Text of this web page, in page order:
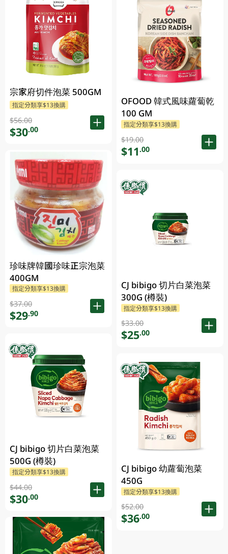
宗家府切件泡菜 500GM
指定分類享$13換購
$56.00
$30.00
珍味牌韓國珍味正宗泡菜
400GM
指定分類享$13換購
$37.00
$29.90
CJ bibigo 切片白菜泡菜
500G (樽裝)
指定分類享$13換購
$44.00
$30.00
OFOOD 韓式風味蘿蔔乾
100 GM
指定分類享$13換購
$19.00
$11.00
CJ bibigo 切片白菜泡菜
300G (樽裝)
指定分類享$13換購
$33.00
$25.00
CJ bibigo 幼蘿蔔泡菜
450G
指定分類享$13換購
$52.00
$36.00